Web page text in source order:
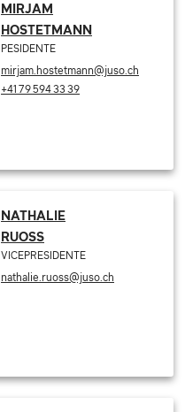
MIRJAM
HOSTETMANN
PESIDENTE
mirjam.hostetmann@juso.ch
+41 79 594 33 39
NATHALIE
RUOSS
VICEPRESIDENTE
nathalie.ruoss@juso.ch